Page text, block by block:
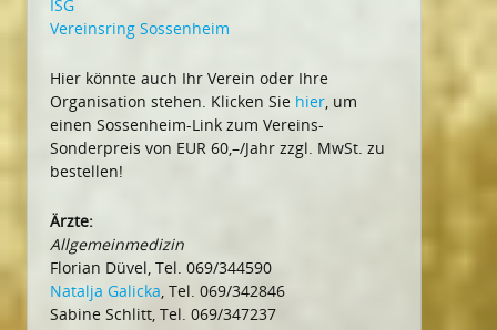
ISG
Vereinsring Sossenheim
Hier könnte auch Ihr Verein oder Ihre
Organisation stehen. Klicken Sie hier, um
einen Sossenheim-Link zum Vereins-
Sonderpreis von EUR 60,–/Jahr zzgl. MwSt. zu
bestellen!
Ärzte:
Allgemeinmedizin
Florian Düvel, Tel. 069/344590
Natalja Galicka, Tel. 069/342846
Sabine Schlitt, Tel. 069/347237